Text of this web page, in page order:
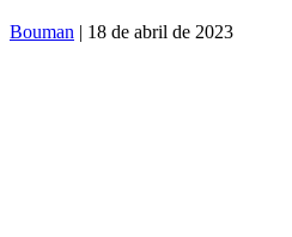
Bouman | 18 de abril de 2023